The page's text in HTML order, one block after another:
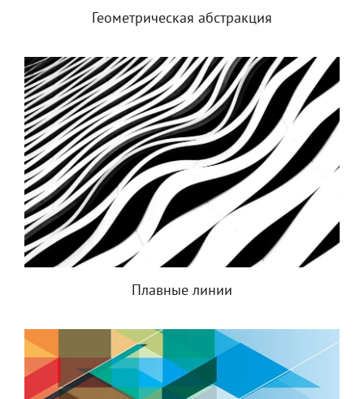
Геометрическая абстракция
Плавные линии